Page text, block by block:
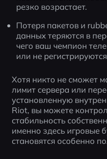
резко возрастает.
Потеря пакетов и
данных теряются в
чего ваш чемпион
или не
Хотя никто не сможет
лимит сервера или
установленную
Riot, вы можете
стабильность
именно здесь игровые
становятся особенно